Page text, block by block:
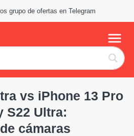
grupo de ofertas en Telegram
vs iPhone 13 Pro
S22 Ultra:
cámaras